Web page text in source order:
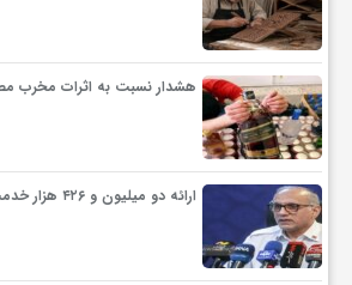
هشدار نسبت به اثرات مخرب
ارائه دو میلیون و ۴۲۶ هزار خدمت…